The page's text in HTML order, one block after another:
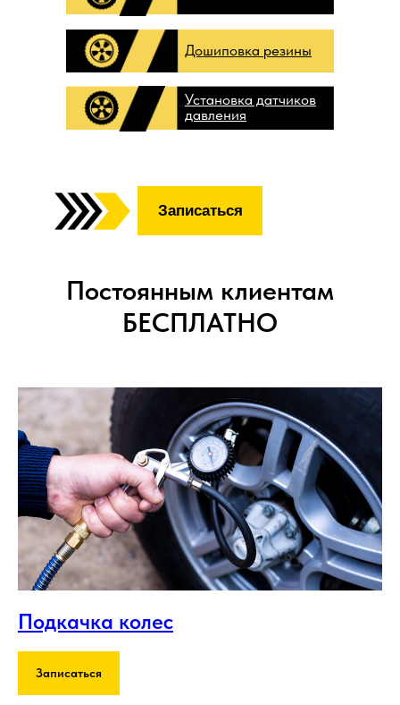
Дошиповка резины
Установка датчиков
давления
Записаться
Постоянным клиентам
БЕСПЛАТНО
Подкачка колес
Записаться